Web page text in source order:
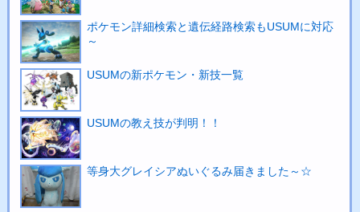
ポケモン詳細検索と遺伝経路検索もUSUMに対応
～
USUMの新ポケモン・新技一覧
USUMの教え技が判明！！
等身大グレイシアぬいぐるみ届きました～☆